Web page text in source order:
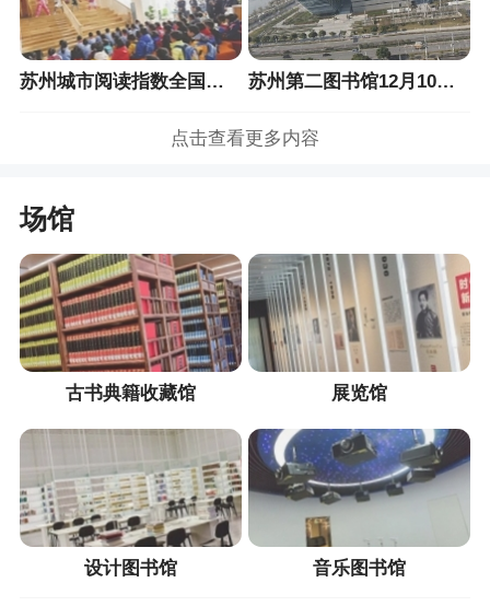
苏州城市阅读指数全国第二 苏州第二图书馆12月10日开馆
点击查看更多内容
场馆
古书典籍收藏馆 展览馆
设计图书馆 音乐图书馆